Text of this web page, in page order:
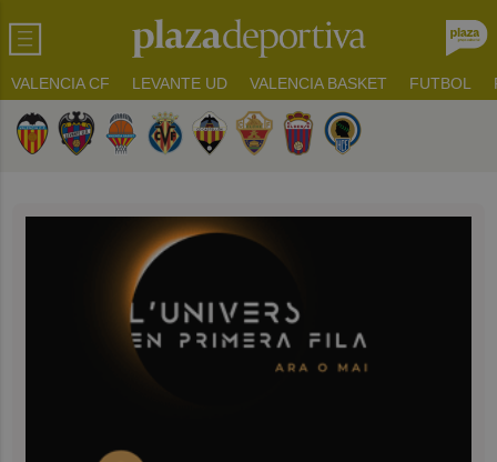
VALENCIA CF LEVANTE UD VALENCIA BASKET FUTBOL